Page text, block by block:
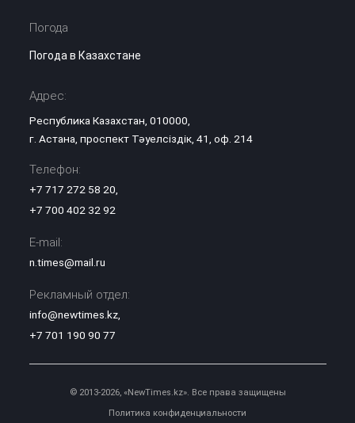
Погода
Погода в Казахстане
Адрес:
Республика Казахстан, 010000,
г. Астана, проспект Тәуелсіздік, 41, оф. 214
Телефон:
+7 717 272 58 20,
+7 700 402 32 92
E-mail:
n.times@mail.ru
Рекламный отдел:
info@newtimes.kz,
+7 701 190 90 77
© 2013-2026, «NewTimes.kz». Все права защищены
Политика конфиденциальности